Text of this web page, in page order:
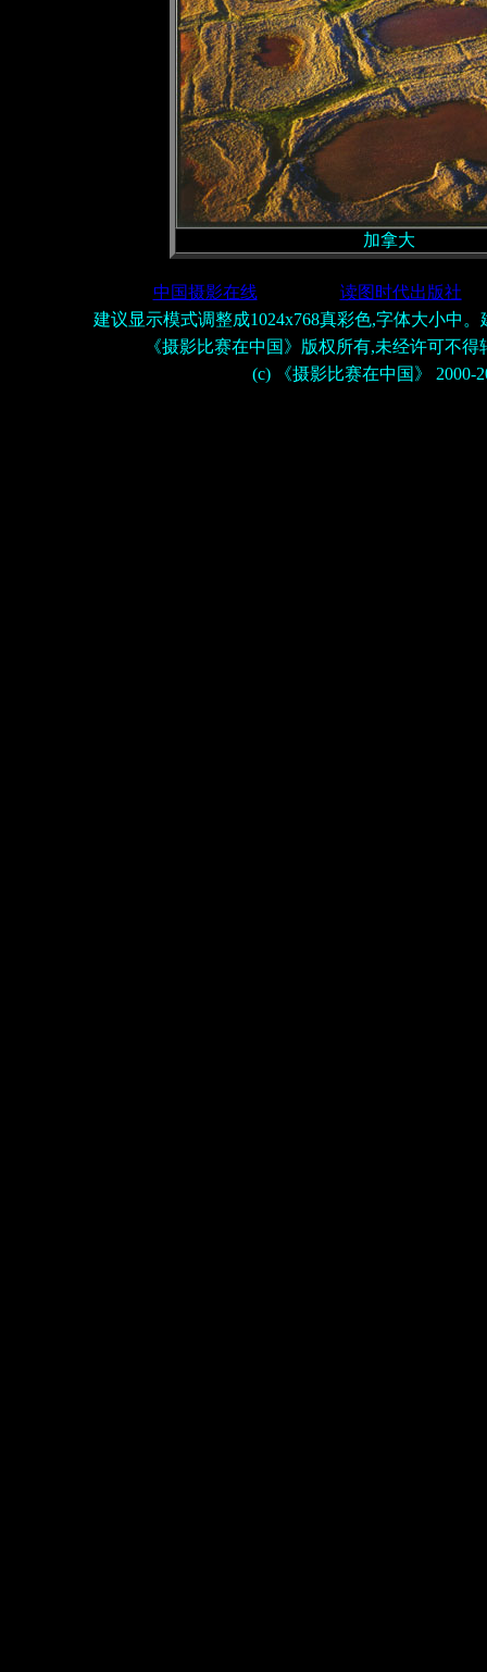
加拿大
中国摄影在线
读图时代出版社
建议显示模式调整成1024x768真彩色,字体大小中
《摄影比赛在中国》版权所有,未经许可不
(c) 《摄影比赛在中国》 2000-